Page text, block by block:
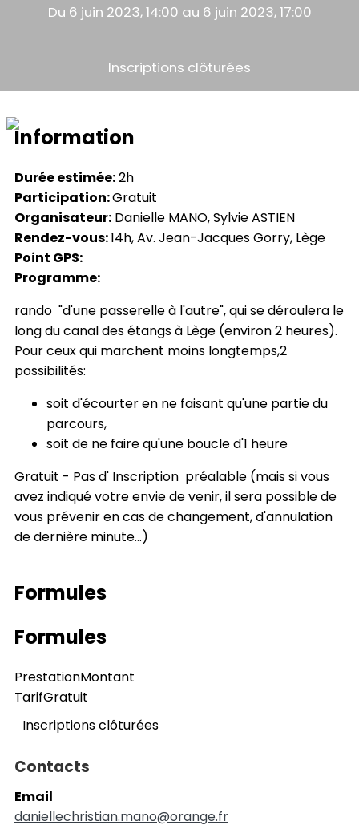
Du 6 juin 2023, 14:00 au 6 juin 2023, 17:00
Inscriptions clôturées
Information
Durée estimée:2h
Participation:Gratuit
Organisateur: Danielle MANO, Sylvie ASTIEN
Rendez-vous:14h, Av. Jean-Jacques Gorry, Lège
Point GPS:
Programme:
rando "d'une passerelle à l'autre", qui se déroulera le
long du canal des étangs à Lège (environ 2 heures).
Pour ceux qui marchent moins longtemps,2
possibilités:
soit d'écourter en ne faisant qu'une partie du
parcours,
soit de ne faire qu'une boucle d'1 heure
Gratuit - Pas d' Inscription préalable (mais si vous
avez indiqué votre envie de venir, il sera possible de
vous prévenir en cas de changement, d'annulation
de dernière minute...)
Formules
Formules
PrestationMontant
TarifGratuit
Inscriptions clôturées
Contacts
Email
daniellechristian.mano@orange.fr